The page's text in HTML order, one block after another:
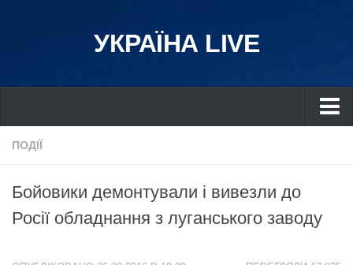
УКРАЇНА LIVE
Україна
Дніпро
Львів
ПОДІЇ
Бойовики демонтували і вивезли до
Росії обладнання з луганського заводу